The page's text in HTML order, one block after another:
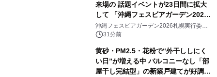
来場の 話題イベントが23日間に拡大
して 「沖縄フェスビアガーデン2026
in札幌」8/15(土)開幕！ ～初日は先着
100杯のオリオン生ビール無料配布＆
沖縄フェスビアガーデン2026札幌実行委員
会 31分前
黄砂・PM2.5・花粉で“外干ししにく
い日”が増える中 バルコニーなし「部
屋干し完結型」の新築戸建てが好調